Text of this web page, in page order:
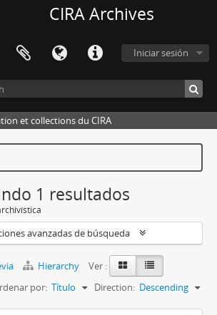
CIRA Archives
Iniciar sesión
et collections du CIRA
1 resultados
avanzadas de búsqueda
Hierarchy
Ver :
por: Título Direction: Descending